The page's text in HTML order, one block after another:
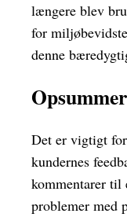
længere blev
for
denne
Det er vigtigt
kundernes
kommentarer til
problemer med